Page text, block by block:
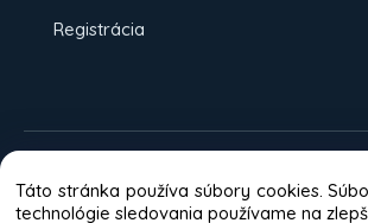
Registrácia
kartou
Bankový prevod
Táto stránka používa súbory cookies.
technológie sledovania používame na